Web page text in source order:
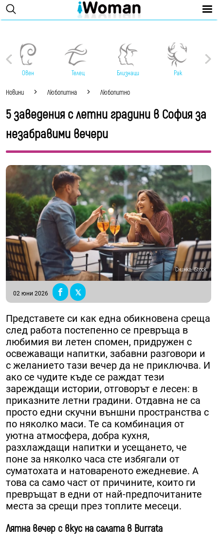
Овен Телец Близнаци Рак
Новини Любопитна Любопитно
5 заведения с летни градини в София за
незабравими вечери
Снимка: iStock
02 юни 2026
Представете си как една обикновена среща
след работа постепенно се превръща в
любимия ви летен спомен, придружен с
освежаващи напитки, забавни разговори и
с желанието тази вечер да не приключва. И
ако се чудите къде се раждат тези
зареждащи истории, отговорът е лесен: в
приказните летни градини. Отдавна не са
просто едни скучни външни пространства с
по няколко маси. Те са комбинация от
уютна атмосфера, добра кухня,
разхлаждащи напитки и усещането, че
поне за няколко часа сте избягали от
суматохата и натовареното ежедневие. А
това са само част от причините, които ги
превръщат в едни от най-предпочитаните
места за срещи през топлите месеци.
Лятна вечер с вкус на салата в Burrata